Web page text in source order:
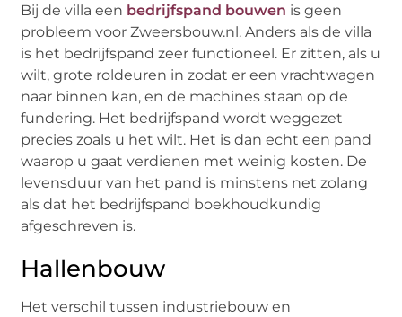
Bij de villa een bedrijfspand bouwen is geen
probleem voor Zweersbouw.nl. Anders als de villa
is het bedrijfspand zeer functioneel. Er zitten, als u
wilt, grote roldeuren in zodat er een vrachtwagen
naar binnen kan, en de machines staan op de
fundering. Het bedrijfspand wordt weggezet
precies zoals u het wilt. Het is dan echt een pand
waarop u gaat verdienen met weinig kosten. De
levensduur van het pand is minstens net zolang
als dat het bedrijfspand boekhoudkundig
afgeschreven is.
Hallenbouw
Het verschil tussen industriebouw en